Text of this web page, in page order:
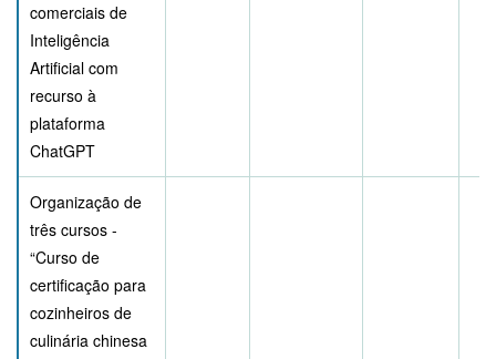
comerciais de
Inteligência
Artificial com
recurso à
plataforma
ChatGPT
Organização de
três cursos -
“Curso de
certificação para
cozinheiros de
culinária chinesa